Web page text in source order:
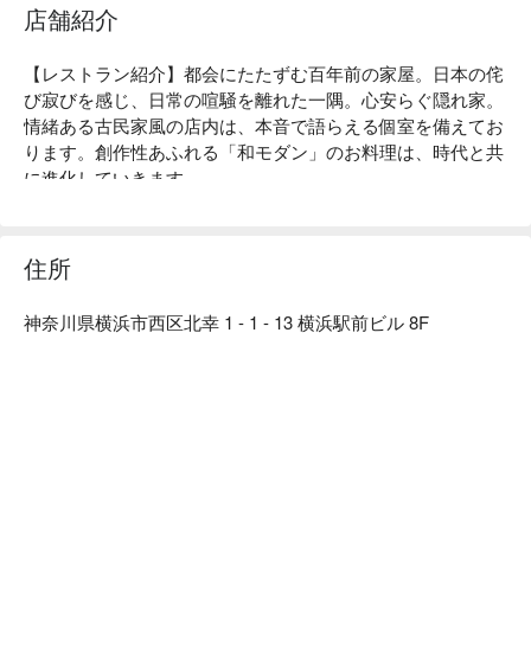
店舗紹介
【レストラン紹介】都会にたたずむ百年前の家屋。日本の侘
び寂びを感じ、日常の喧騒を離れた一隅。心安らぐ隠れ家。
情緒ある古民家風の店内は、本音で語らえる個室を備えてお
ります。創作性あふれる「和モダン」のお料理は、時代と共
に進化していきます。
た雰囲気は、私たちのお客様へ対するおもてなしの心と、た
くさんの職人達の手によって作られます。「日常の中の美」
やお酒を楽しんでいただきたいという気持ちから、木造の内
住所
神奈川県横浜市西区北幸 1 - 1 - 13 横浜駅前ビル 8F